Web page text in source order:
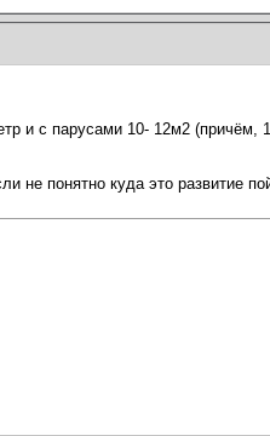
и с парусами 10- 12м2 (причём,
не понятно куда это развитие